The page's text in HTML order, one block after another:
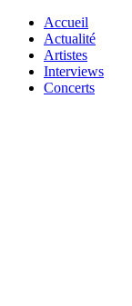
Accueil
Actualité
Artistes
Interviews
Concerts